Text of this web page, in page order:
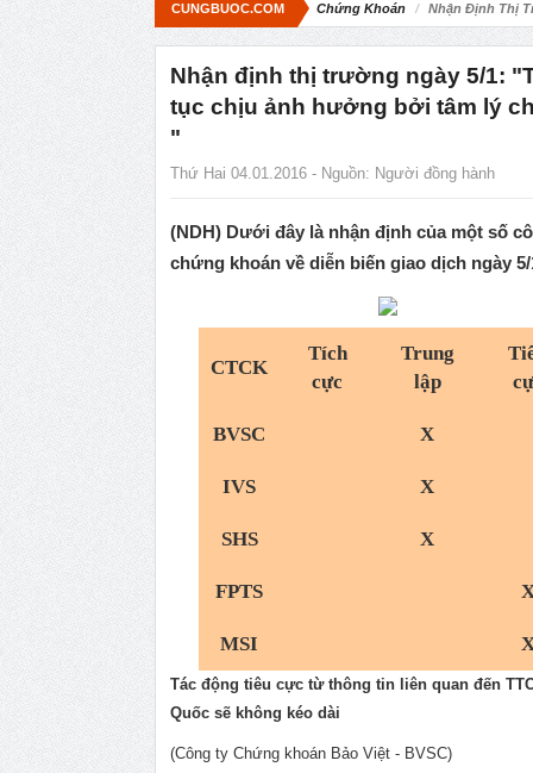
CUNGBUOC.COM Chứng Khoán Nhận Định Thị
Nhận định thị trường ngày 5/1:
tục chịu ảnh hưởng bởi tâm lý
"
Thứ Hai 04.01.2016 - Nguồn: Người đồng hành
(NDH) Dưới đây là nhận định của một số
chứng khoán về diễn biến giao dịch ngày 5/
CTCK
Tích
cực
Trung
lập
BVSC X
IVS X
SHS X
FPTS
MSI
Tác động tiêu cực từ thông tin liên quan đến
Quốc sẽ không kéo dài
(Công ty Chứng khoán Bảo Việt - BVSC)